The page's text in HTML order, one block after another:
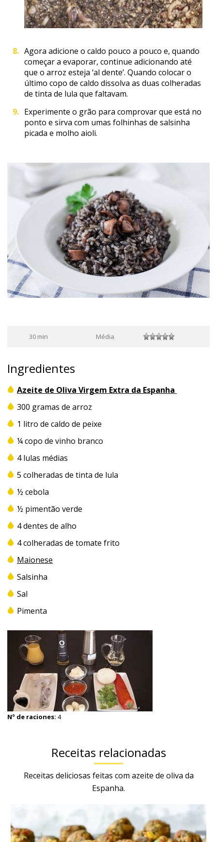
Agora adicione o caldo pouco a pouco e, quando
começar a evaporar, continue adicionando até
que o arroz esteja ‘al dente’. Quando colocar o
último copo de caldo dissolva as duas colheradas
de tinta de lula que faltavam.
Experimente o grão para comprovar que está no
ponto e sirva com umas folhinhas de salsinha
picada e molho aioli.
30 min Média
Ingredientes
Azeite de Oliva Virgem Extra da Espanha
300 gramas de arroz
1 litro de caldo de peixe
¼ copo de vinho branco
4 lulas médias
5 colheradas de tinta de lula
½ cebola
½ pimentão verde
4 dentes de alho
4 colheradas de tomate frito
Maionese
Salsinha
Sal
Pimenta
Nº de raciones: 4
Receitas relacionadas
Receitas deliciosas feitas com azeite de oliva da
Espanha.